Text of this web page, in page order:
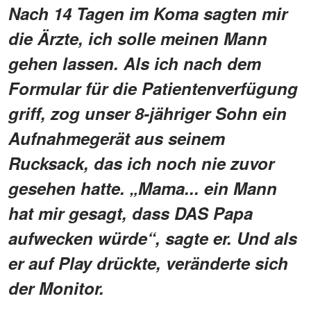
Nach 14 Tagen im Koma sagten mir
die Ärzte, ich solle meinen Mann
gehen lassen. Als ich nach dem
Formular für die Patientenverfügung
griff, zog unser 8-jähriger Sohn ein
Aufnahmegerät aus seinem
Rucksack, das ich noch nie zuvor
gesehen hatte. „Mama... ein Mann
hat mir gesagt, dass DAS Papa
aufwecken würde“, sagte er. Und als
er auf Play drückte, veränderte sich
der Monitor.